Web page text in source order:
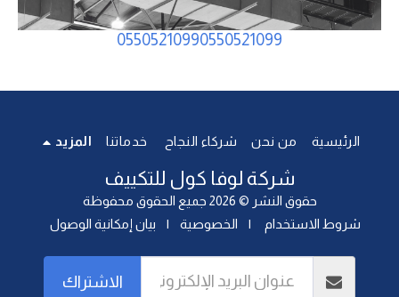
05505210990550521099
شركة لوفا كول للتكييف
حقوق النشر © 2026 جميع الحقوق محفوظة
شروط الاستخدام
| الخصوصية | بيان إمكانية الوصول
الرئيسية من نحن شركاء النجاح خدماتنا المزيد
الاشتراك